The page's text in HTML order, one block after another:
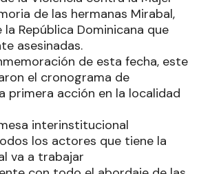
de las hermanas Mirabal,
República Dominicana que
asesinadas.
de esta fecha, este
el cronograma de
primera acción en la localidad
interinstitucional
los actores que tiene la
va a trabajar